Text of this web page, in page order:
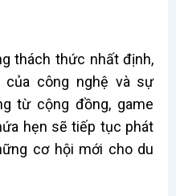
thách thức nhất định,
công nghệ và sự
từ cộng đồng, game
hẹn sẽ tiếp tục phát
cơ hội mới cho du